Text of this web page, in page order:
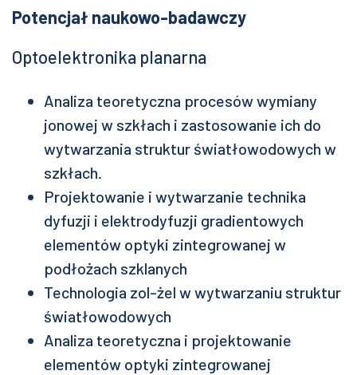
Potencjał naukowo-badawczy
Optoelektronika planarna
Analiza teoretyczna procesów wymiany
jonowej w szkłach i zastosowanie ich do
wytwarzania struktur światłowodowych w
szkłach.
Projektowanie i wytwarzanie technika
dyfuzji i elektrodyfuzji gradientowych
elementów optyki zintegrowanej w
podłożach szklanych
Technologia zol-żel w wytwarzaniu struktur
światłowodowych
Analiza teoretyczna i projektowanie
elementów optyki zintegrowanej